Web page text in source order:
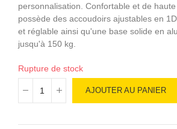
personnalisation. Confortable et de
possède des accoudoirs ajustables en
et réglable ainsi qu'une base solide en
jusqu'à 150 kg.
Rupture de stock
AJOUTER AU PANIER